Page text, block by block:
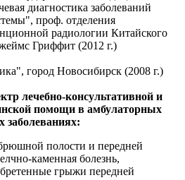
диагностика заболеваний
проф. отделения
радиологии Китайского
Гриффит (2012 г.)
город Новосибирск (2008 г.)
лечебно-консультативной и
помощи в амбулаторных
заболеваниях:
полости и передней
каменная болезнь,
грыжи передней